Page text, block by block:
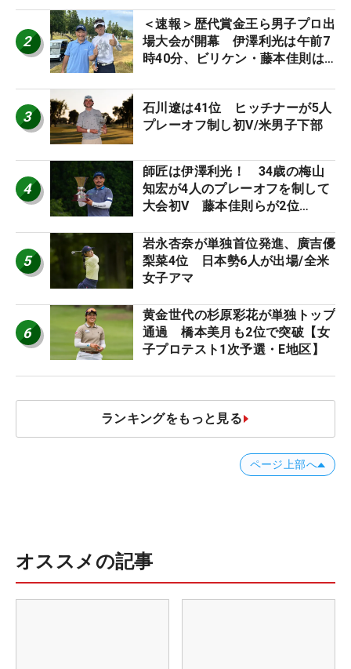
2
＜速報＞歴代賞金王ら男子プロ出
場大会が開幕 伊澤利光は午前7
時40分、ビリケン・藤本佳則は
STAGE JOYX OPEN】
3
石川遼は41位 ヒッチナーが5人
プレーオフ制し初V/米男子下部
4
師匠は伊澤利光！ 34歳の梅山
知宏が4人のプレーオフを制して
大会初V 藤本佳則らが2位
5
岩永杏奈が単独首位発進、廣吉優
梨菜4位 日本勢6人が出場/全米
女子アマ
6
黄金世代の杉原彩花が単独トップ
通過 橋本美月も2位で突破【女
子プロテスト1次予選・E地区】
ランキングをもっと見る
ページ上部へ
オススメの記事